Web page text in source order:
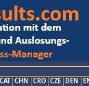
CAT CHN CRO CZE DEN